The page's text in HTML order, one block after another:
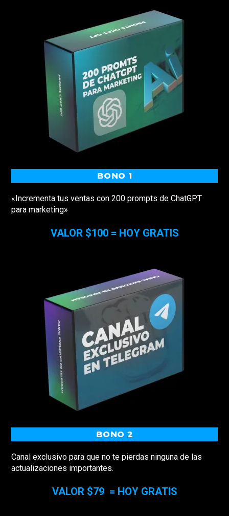
BONO 1
«Incrementa tus ventas con 200 prompts de ChatGPT
para marketing»
VALOR $100 = HOY GRATIS
BONO 2
Canal exclusivo para que no te pierdas ninguna de las
actualizaciones importantes.
VALOR $79 = HOY GRATIS